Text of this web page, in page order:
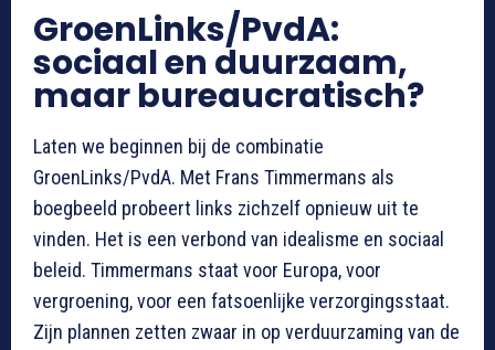
GroenLinks/PvdA:
sociaal en duurzaam,
maar bureaucratisch?
Laten we beginnen bij de combinatie
GroenLinks/PvdA. Met Frans Timmermans als
boegbeeld probeert links zichzelf opnieuw uit te
vinden. Het is een verbond van idealisme en sociaal
beleid. Timmermans staat voor Europa, voor
vergroening, voor een fatsoenlijke verzorgingsstaat.
Zijn plannen zetten zwaar in op verduurzaming van de